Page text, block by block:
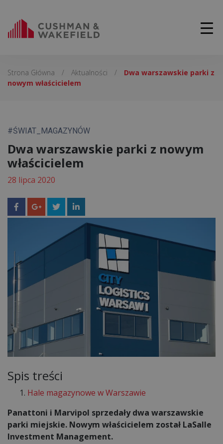
Strona Główna / Aktualności /
Dwa warszawskie parki z
nowym właścicielem
#ŚWIAT_MAGAZYNÓW
Dwa warszawskie parki z nowym
właścicielem
28 lipca 2020
Spis treści
Hale magazynowe w Warszawie
Panattoni i Marvipol sprzedały dwa warszawskie
parki miejskie. Nowym właścicielem został LaSalle
Investment Management.